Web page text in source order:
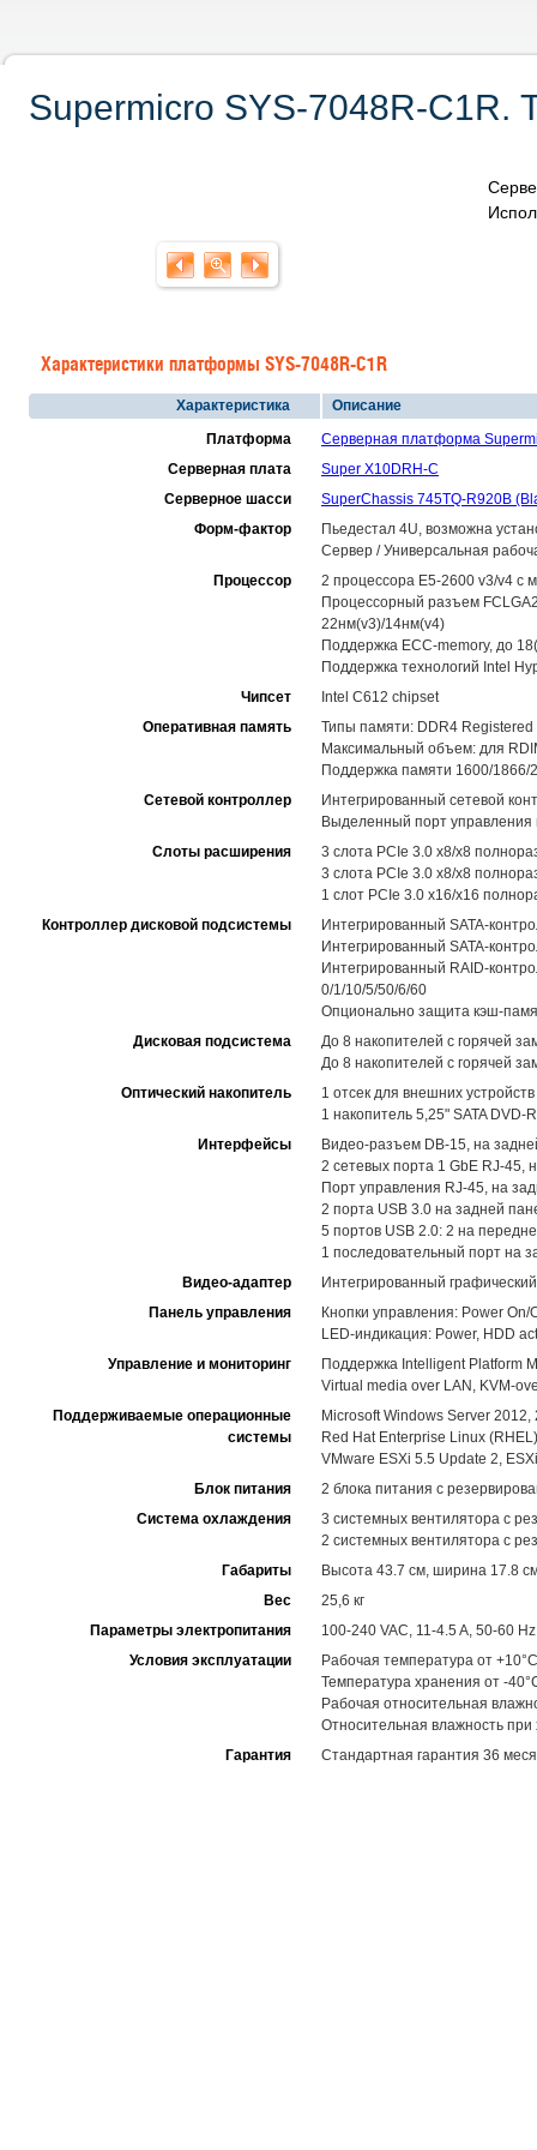
Supermicro SYS-7048R-C1R.
Характеристики платформы SYS-7048R-C1R
Характеристика
Описание
Платформа
Серверная платформа
Серверная плата
Super X10DRH-C
Серверное шасси
SuperChassis 745TQ-R920B
Форм-фактор
Пьедестал 4U, возможна
Сервер / Универсальная
Процессор
2 процессора E5-2600 v3/v4 с
Процессорный разъем
22нм(v3)/14нм(v4)
Поддержка ECC-memory, до
Поддержка технологий Intel
Чипсет
Intel C612 chipset
Оперативная память
Типы памяти: DDR4
Максимальный объем: для
Поддержка памяти 1600/1866/
Сетевой контроллер
Интегрированный сетевой
Выделенный порт управления
Слоты расширения
3 слота PCIe 3.0 x8/x8
3 слота PCIe 3.0 x8/x8
1 слот PCIe 3.0 x16/x16
Контроллер дисковой подсистемы
Интегрированный SATA-
Интегрированный SATA-
Интегрированный RAID-
0/1/10/5/50/6/60
Опционально защита кэш-
Дисковая подсистема
До 8 накопителей с горячей
До 8 накопителей с горячей
Оптический накопитель
1 отсек для внешних
1 накопитель 5,25" SATA
Интерфейсы
Видео-разъем DB-15, на
2 сетевых порта 1 GbE RJ-45,
Порт управления RJ-45, на
2 порта USB 3.0 на задней
5 портов USB 2.0: 2 на
1 последовательный порт на
Видео-адаптер
Интегрированный
Панель управления
Кнопки управления: Power On/
LED-индикация: Power, HDD
Управление и мониторинг
Поддержка Intelligent Platform
Virtual media over LAN, KVM-
Поддерживаемые операционные
системы
Microsoft Windows Server
Red Hat Enterprise Linux
VMware ESXi 5.5 Update 2,
Блок питания
2 блока питания с
Система охлаждения
3 системных вентилятора с
2 системных вентилятора с
Габариты
Высота 43.7 см, ширина 17.8
Вес
25,6 кг
Параметры электропитания
100-240 VAC, 11-4.5 A, 50-60 Hz
Условия эксплуатации
Рабочая температура от
Температура хранения от -
Рабочая относительная
Относительная влажность
Гарантия
Стандартная гарантия 36